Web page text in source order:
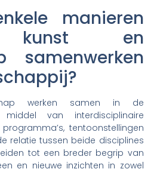
manieren
kunst en
samenwerken
werken samen in de
van interdisciplinaire
tentoonstellingen
relatie tussen beide disciplines
tot een breder begrip van
en nieuwe inzichten in zowel